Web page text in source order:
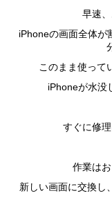
早速
iPhoneの画面全体が
このまま使って
iPhoneが水没
すぐに修
作業は
新しい画面に交換し